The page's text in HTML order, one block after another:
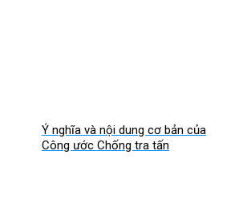
Ý nghĩa và nội dung cơ bản của
Công ước Chống tra tấn